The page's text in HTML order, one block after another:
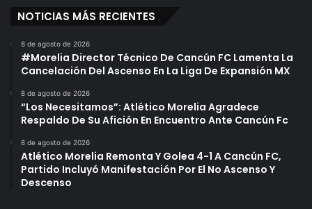
NOTICIAS MÁS RECIENTES
8 de agosto de 2026
#Morelia Director Técnico De Cancún FC Lamenta La
Cancelación Del Ascenso En La Liga De Expansión MX
8 de agosto de 2026
“Los Necesitamos”: Atlético Morelia Agradece
Respaldo De Su Afición En Encuentro Ante Cancún Fc
8 de agosto de 2026
Atlético Morelia Remonta Y Golea 4-1 A Cancún FC,
Partido Incluyó Manifestación Por El No Ascenso Y
Descenso